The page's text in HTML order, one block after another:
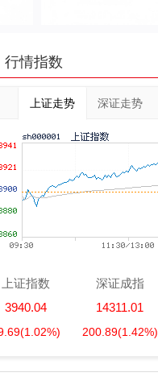
行情指数
上证走势 深证走势
上证指数
3940.04
(1.02%)
深证成指
14311.01
200.89(1.42%)